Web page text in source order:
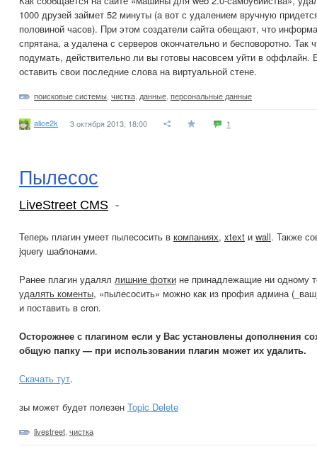
1000 друзей займет 52 минуты (а вот с удалением вручную
половиной часов). При этом создатели сайта обещают, что
спрятана, а удалена с серверов окончательно и бесповоротно. Так
подумать, действительно ли вы готовы насовсем уйти в оффлайн.
оставить свои последние слова на виртуальной стене.
поисковые системы чистка данные персональные данные
alice2k 3 октября 2013, 18:00 1
Пылесос
LiveStreet CMS
Теперь плагин умеет пылесосить в компаниях, xtext и wall. Также
jquery шаблонами.
Ранее плагин удалял лишние фотки не принадлежащие ни одному
удалять коменты, «пылесосить» можно как из профия админа
и поставить в cron.
Осторожнее с плагином если у Вас установлены дополнения
общую папку — при использовании плагин может их удалить.
Скачать тут.
зы может будет полезен Topic Delete
livestreet чистка